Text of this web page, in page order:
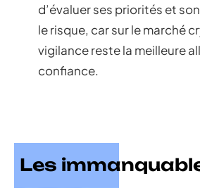
d’évaluer ses priorités et
le risque, car sur le marché
vigilance reste la meilleure
confiance.
Les